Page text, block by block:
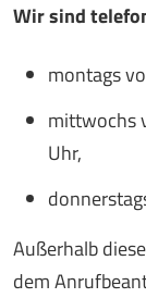
Wir sind
montags
mittwochs
Uhr,
Außerhalb
dem